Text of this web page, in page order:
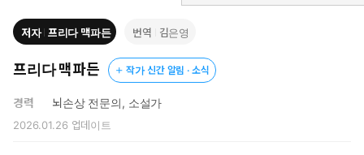
저자 프리다 맥파든 번역 김은영
프리다 맥파든 작가 신간 알림 · 소식
경력 뇌손상 전문의, 소설가
2026.01.26 업데이트